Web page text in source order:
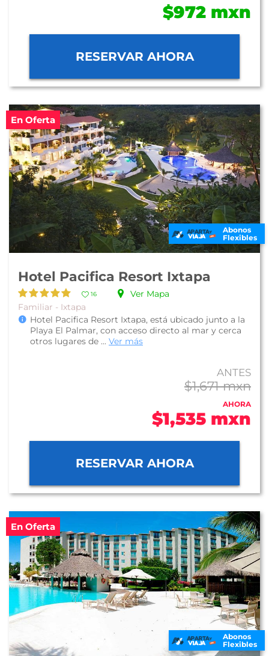
$972 mxn
RESERVAR AHORA
En Oferta
Abonos
Flexibles
Hotel Pacifica Resort Ixtapa
16
Ver Mapa
Familiar - Ixtapa
Hotel Pacifica Resort Ixtapa, está ubicado junto a la
Playa El Palmar, con acceso directo al mar y cerca
otros lugares de ... Ver más
ANTES
$1,671 mxn
AHORA
$1,535 mxn
RESERVAR AHORA
En Oferta
Abonos
Flexibles